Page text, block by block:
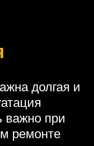
долгая и
важно при
ремонте